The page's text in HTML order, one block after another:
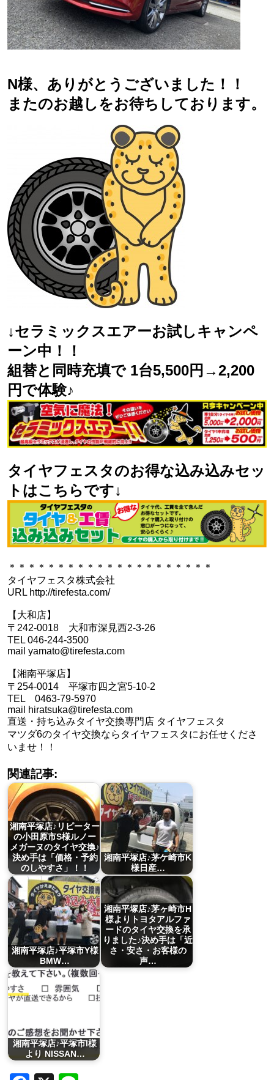
N様、ありがとうございました！！
またのお越しをお待ちしております。
↓セラミックスエアーお試しキャンペ
ーン中！！
組替と同時充填で 1台5,500円→2,200
円で体験♪
タイヤフェスタのお得な込み込みセッ
トはこちらです↓
＊＊＊＊＊＊＊＊＊＊＊＊＊＊＊＊＊＊＊＊＊
タイヤフェスタ株式会社
URL http://tirefesta.com/
【大和店】
〒242-0018 大和市深見西2-3-26
TEL 046-244-3500
mail yamato@tirefesta.com
【湘南平塚店】
〒254-0014 平塚市四之宮5-10-2
TEL 0463-79-5970
mail hiratsuka@tirefesta.com
直送・持ち込みタイヤ交換専門店 タイヤフェスタ
マツダ6のタイヤ交換ならタイヤフェスタにお任せくださ
いませ！！
関連記事:
湘南平塚店♪リピーター
の小田原市S様ルノー
メガーヌのタイヤ交換♪
決め手は「価格・予約
のしやすさ」！！
湘南平塚店♪茅ケ崎市K
様日産…
湘南平塚店♪平塚市Y様
BMW…
湘南平塚店♪茅ヶ崎市H
様よりトヨタアルファ
ードのタイヤ交換を承
りました♪決め手は「近
さ・安さ・お客様の
声…
湘南平塚店♪平塚市I様
より NISSAN…